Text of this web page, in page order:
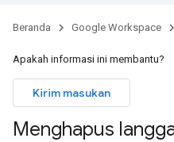
Beranda Google Workspace
Apakah informasi ini membantu?
Kirim masukan
Menghapus